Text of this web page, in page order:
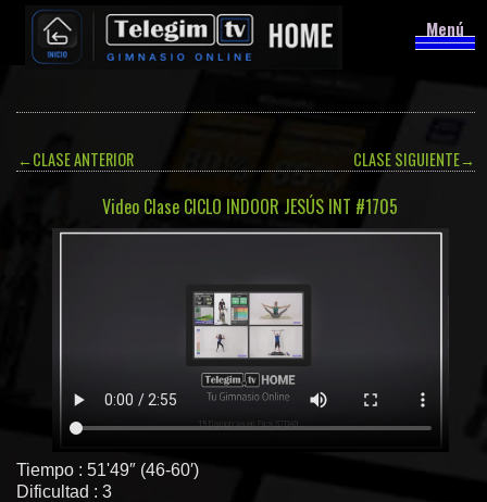
Menú
←CLASE ANTERIOR CLASE SIGUIENTE→
Video Clase CICLO INDOOR JESÚS INT #1705
Tiempo : 51'49″ (46-60′)
Dificultad : 3